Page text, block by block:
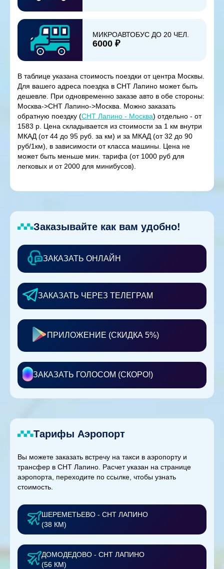
МИКРОАВТОБУС ДО 20 ЧЕЛ.
6000 ₽
В таблице указана стоимость поездки от центра Москвы.
Для вашего адреса поездка в СНТ Лапино может быть
дешевле. При одновременно заказе авто в обе стороны:
Москва->СНТ Лапино->Москва. Можно заказать
обратную поездку (СНТ Лапино - Москва) отдельно - от
1583 р. Цена складывается из стоимости за 1 км внутри
МКАД (от 44 до 95 руб. за км) и за МКАД (от 32 до 90
руб/1км), в зависимости от класса машины. Цена не
может быть меньше мин. тарифа (от 1000 руб для
легковых и от 2000 для минибусов).
Заказывайте как вам удобно!
ЗАКАЗАТЬ ОНЛАЙН
ЗАКАЗАТЬ ЧЕРЕЗ ТЕЛЕГРАМ
ПРИЛОЖЕНИЕ (СКИДКА 5%)
ЗАКАЗАТЬ ГОЛОСОМ (СКОРО!)
Тарифы Аэропорт
Вы можете заказать встречу на такси в аэропорту и
трансфер в СНТ Лапино. Расчет указан на странице
аэропорта, переходите по ссылке, чтобы узнать
стоимость.
ШЕРЕМЕТЬЕВО - СНТ ЛАПИНО
(38 КМ)
ДОМОДЕДОВО - СНТ ЛАПИНО
(56 КМ)